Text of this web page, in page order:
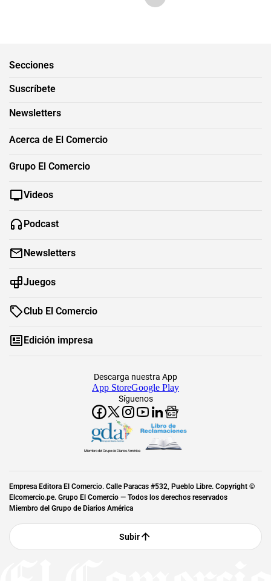
Secciones
Suscríbete
Newsletters
Acerca de El Comercio
Grupo El Comercio
Videos
Podcast
Newsletters
Juegos
Club El Comercio
Edición impresa
Síguenos
Descarga nuestra App
App StoreGoogle Play
Miembro del Grupo de Diarios América
Empresa Editora El Comercio. Calle Paracas #532, Pueblo Libre. Copyright ©
Elcomercio.pe. Grupo El Comercio — Todos los derechos reservados
Miembro del Grupo de Diarios América
Subir